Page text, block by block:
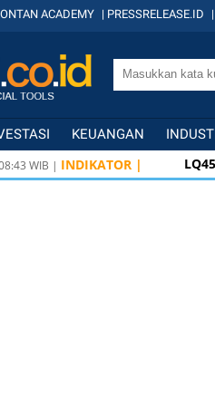
ACADEMY | PRESSRELEASE.ID |
KEUANGAN
:43 WIB | INDIKATOR | LQ45
ISSI